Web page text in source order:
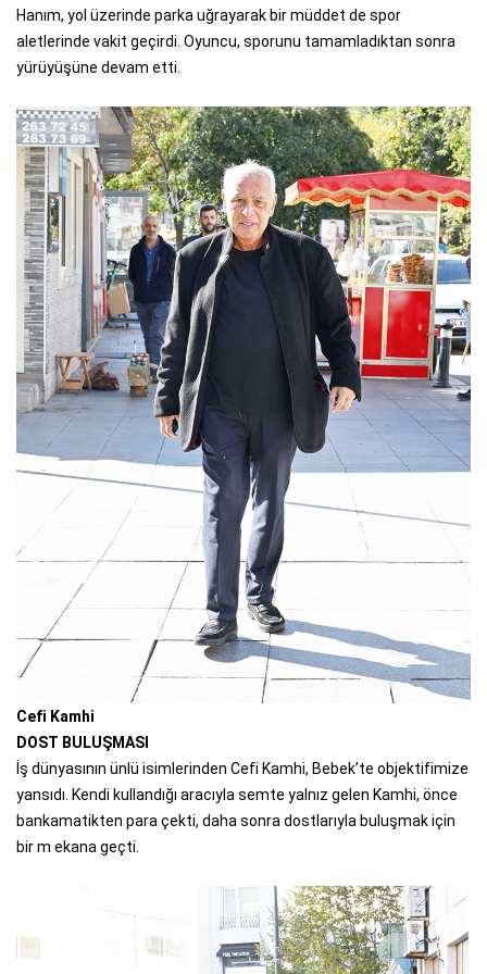
Hanım, yol üzerinde parka uğrayarak bir müddet de spor
aletlerinde vakit geçirdi. Oyuncu, sporunu tamamladıktan sonra
yürüyüşüne devam etti.
Cefi Kamhi
DOST BULUŞMASI
İş dünyasının ünlü isimlerinden Cefi Kamhi, Bebek’te objektifimize
yansıdı. Kendi kullandığı aracıyla semte yalnız gelen Kamhi, önce
bankamatikten para çekti, daha sonra dostlarıyla buluşmak için
bir m ekana geçti.